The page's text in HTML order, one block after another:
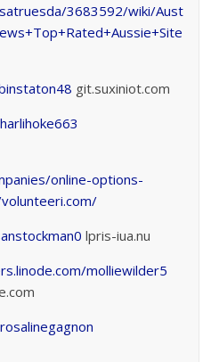
3683592/wiki/Aust
git.suxiniot.com
online-options-
lpris-iua.nu
molliewilder5